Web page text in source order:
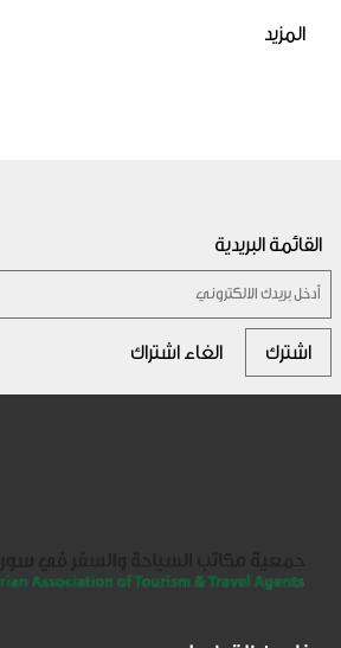
المزيد
القائمة البريدية
اشترك الغاء اشتراك